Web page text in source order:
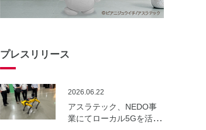
プレスリリース
アスラテック、NEDO事
業にてローカル5Gを活用
2026.06.22